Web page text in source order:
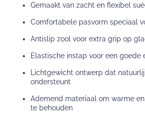
Gemaakt van zacht en flexibel
Comfortabele pasvorm speciaal
Antislip zool voor extra grip op
Elastische instap voor een goede
Lichtgewicht ontwerp dat
ondersteunt
Ademend materiaal om warme
te behouden